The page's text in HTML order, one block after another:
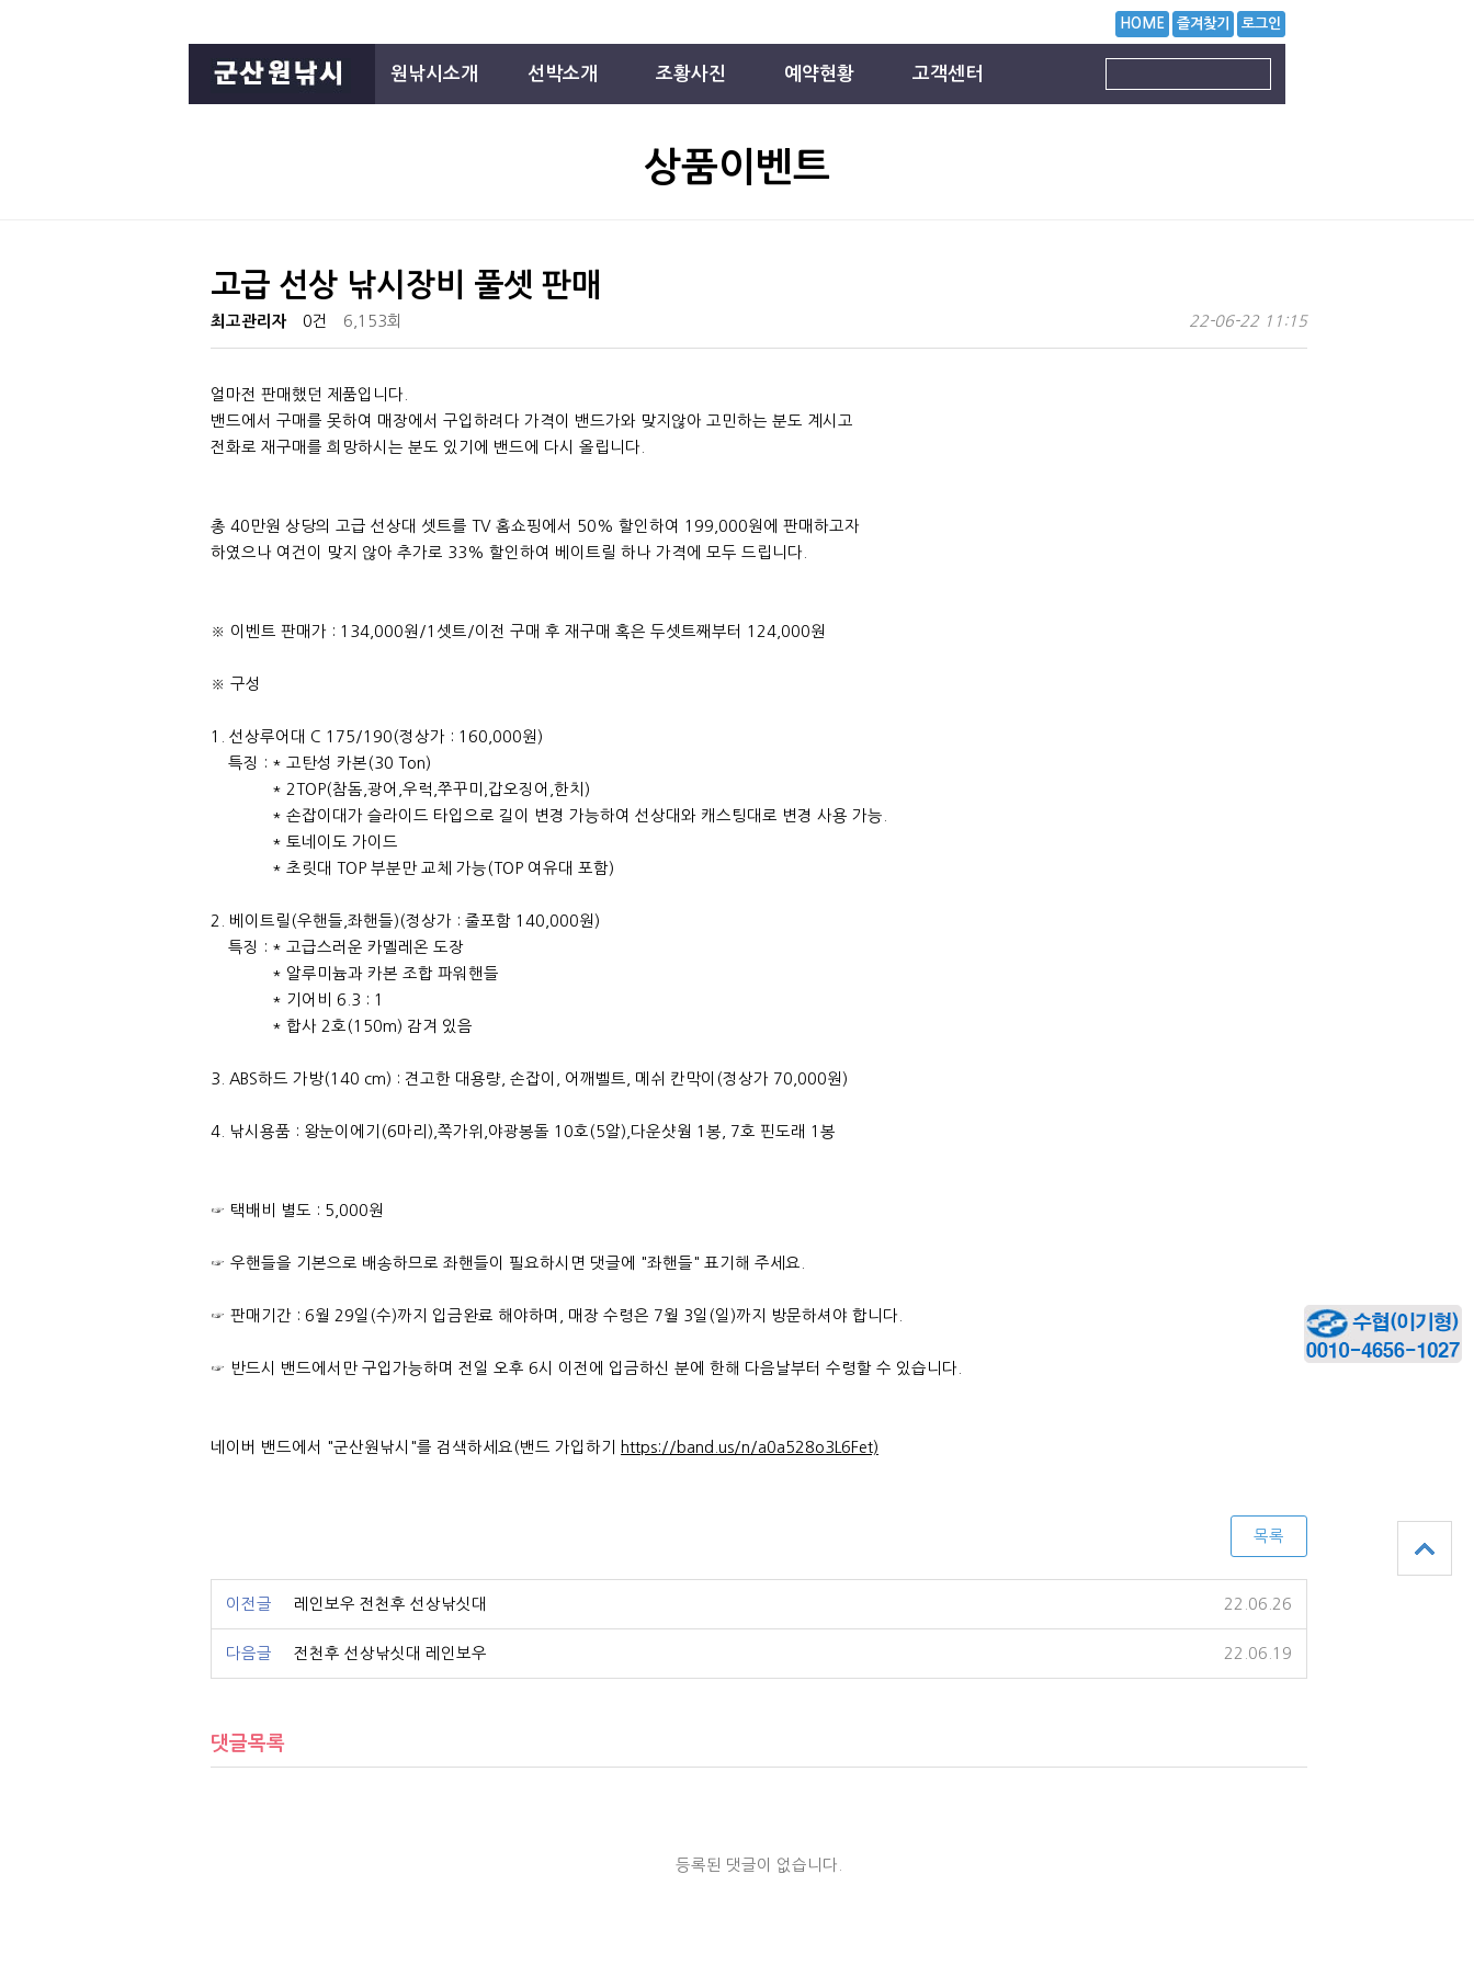
원낚시소개 선박소개 조황사진 예약현황 고객센터
HOME 즐겨찾기 로그인
상품이벤트
고급 선상 낚시장비 풀셋 판매
최고관리자 0건 6,153회 22-06-22 11:15
얼마전 판매했던 제품입니다.
밴드에서 구매를 못하여 매장에서 구입하려다 가격이 밴드가와 맞지않아 고민하는 분도 계시고
전화로 재구매를 희망하시는 분도 있기에 밴드에 다시 올립니다.
총 40만원 상당의 고급 선상대 셋트를 TV 홈쇼핑에서 50% 할인하여 199,000원에 판매하고자
하였으나 여건이 맞지 않아 추가로 33% 할인하여 베이트릴 하나 가격에 모두 드립니다.
※ 이벤트 판매가 : 134,000원/1셋트/이전 구매 후 재구매 혹은 두셋트째부터 124,000원
※ 구성
1. 선상루어대 C 175/190(정상가 : 160,000원)
특징 : * 고탄성 카본(30 Ton)
* 2TOP(참돔,광어,우럭,쭈꾸미,갑오징어,한치)
* 손잡이대가 슬라이드 타입으로 길이 변경 가능하여 선상대와 캐스팅대로 변경 사용 가능.
* 토네이도 가이드
* 초릿대 TOP 부분만 교체 가능(TOP 여유대 포함)
2. 베이트릴(우핸들,좌핸들)(정상가 : 줄포함 140,000원)
특징 : * 고급스러운 카멜레온 도장
* 알루미늄과 카본 조합 파워핸들
* 기어비 6.3 : 1
* 합사 2호(150m) 감겨 있음
3. ABS하드 가방(140 cm) : 견고한 대용량, 손잡이, 어깨벨트, 메쉬 칸막이(정상가 70,000원)
4. 낚시용품 : 왕눈이에기(6마리),쪽가위,야광봉돌 10호(5알),다운샷웜 1봉, 7호 핀도래 1봉
☞ 택배비 별도 : 5,000원
☞ 우핸들을 기본으로 배송하므로 좌핸들이 필요하시면 댓글에 "좌핸들" 표기해 주세요.
☞ 판매기간 : 6월 29일(수)까지 입금완료 해야하며, 매장 수령은 7월 3일(일)까지 방문하셔야 합니다.
☞ 반드시 밴드에서만 구입가능하며 전일 오후 6시 이전에 입금하신 분에 한해 다음날부터 수령할 수 있습니다.
네이버 밴드에서 "군산원낚시"를 검색하세요(밴드 가입하기 https://band.us/n/a0a528o3L6Fet)
목록
이전글 레인보우 전천후 선상낚싯대 22.06.26
다음글 전천후 선상낚싯대 레인보우 22.06.19
댓글목록
등록된 댓글이 없습니다.